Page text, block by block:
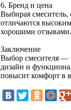
6. Бренд и цена
Выбирая смеситель,
отличаются
хорошими отзывами.
Заключение
Выбор смесителя —
дизайн и
повысит комфорт в